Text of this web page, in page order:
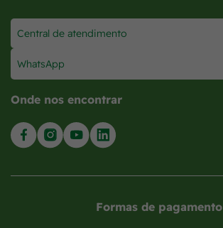
Central de atendimento
WhatsApp
Onde nos encontrar
Formas de pagamento